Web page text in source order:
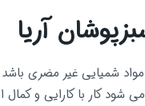
آریا
شمیایی غیر مضری
کار با کارایی و کمال